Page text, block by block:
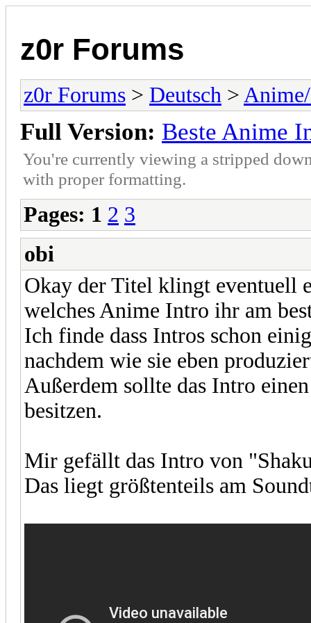
z0r Forums
z0r Forums > Deutsch >
Full Version: Beste Anime
You're currently viewing a stripped
with proper formatting.
Pages: 1 2 3
obi
Okay der Titel klingt eventuell
welches Anime Intro ihr am
Ich finde dass Intros schon
nachdem wie sie eben
Außerdem sollte das Intro
besitzen.
Mir gefällt das Intro von
Das liegt größtenteils am